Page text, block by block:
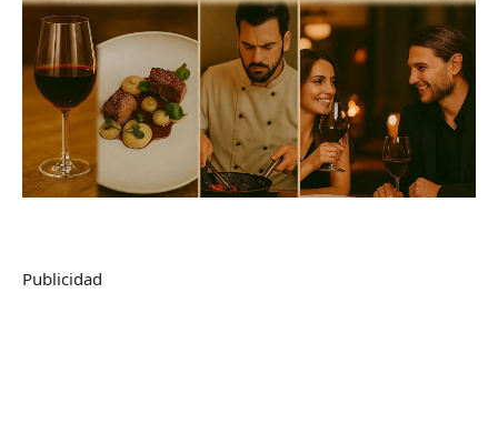
Publicidad